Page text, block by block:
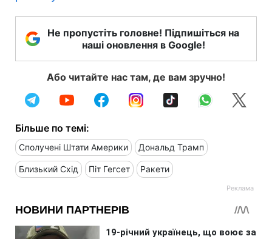
Не пропустіть головне! Підпишіться на
наші оновлення в Google!
Або читайте нас там, де вам зручно!
Більше по темі:
Сполучені Штати Америки Дональд Трамп
Близький Схід Піт Гегсет Ракети